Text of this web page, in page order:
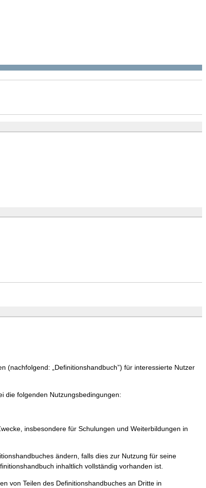
(nachfolgend: „Definitionshandbuch”) für interessierte Nutzer
die folgenden Nutzungsbedingungen:
insbesondere für Schulungen und Weiterbildungen in
ändern, falls dies zur Nutzung für seine
inhaltlich vollständig vorhanden ist.
von Teilen des Definitionshandbuches an Dritte in